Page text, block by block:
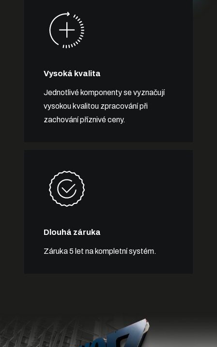
Vysoká kvalita
Jednotlivé komponenty se vyznačují
vysokou kvalitou zpracování při
zachování příznivé ceny.
Dlouhá záruka
Záruka 5 let na kompletní systém.